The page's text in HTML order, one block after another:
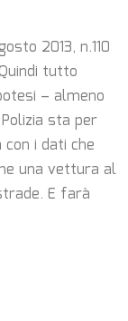
2013, n.110
tutto
– almeno
sta per
i dati che
una vettura al
E farà